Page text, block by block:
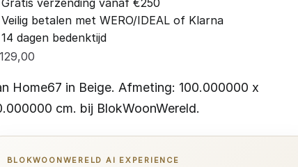
Gratis verzending vanaf €250
Veilig betalen met WERO/IDEAL of Klarna
14 dagen bedenktijd
129,00
Home67 in Beige. Afmeting: 100.000000 x
cm. bij BlokWoonWereld.
BLOKWOONWERELD AI EXPERIENCE